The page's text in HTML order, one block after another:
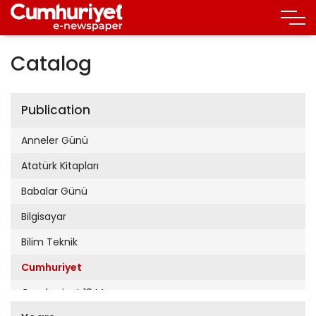
Catalog
Publication
Anneler Günü
Atatürk Kitapları
Babalar Günü
Bilgisayar
Bilim Teknik
Cumhuriyet
Cumhuriyet 19 Mayıs